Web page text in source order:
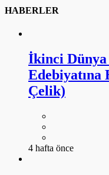
HABERLER
İkinci Dünya
Edebiyatına
Çelik)
4 hafta önce